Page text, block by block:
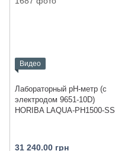
Видео
Лабораторный pH-метр (с
электродом 9651-10D)
HORIBA LAQUA-PH1500-SS
31 240.00 грн